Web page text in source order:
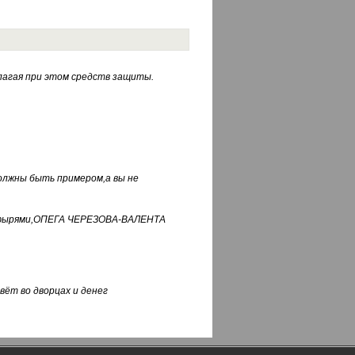
при этом средств защиты.
быть примером,а вы не
ЧЕРЕЗОВА-ВАЛЕНТА
во дворцах и денег